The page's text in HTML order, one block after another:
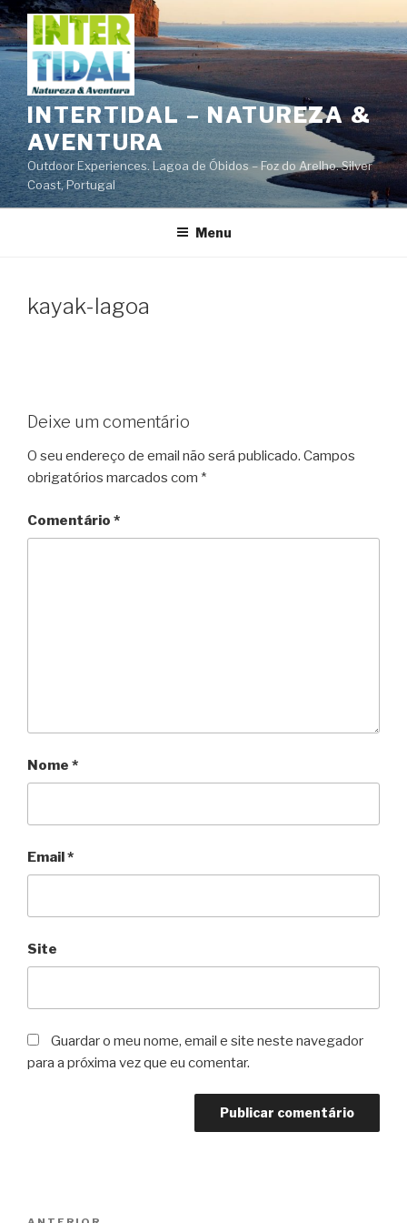
Saltar
para
o
conteúdo
INTERTIDAL – NATUREZA &
AVENTURA
Outdoor Experiences. Lagoa de Óbidos – Foz do Arelho. Silver
Coast, Portugal
Menu
kayak-lagoa
Deixe um comentário
O seu endereço de email não será publicado. Campos
obrigatórios marcados com *
Comentário *
Nome *
Email*
Site
Guardar o meu nome, email e site neste navegador
para a próxima vez que eu comentar.